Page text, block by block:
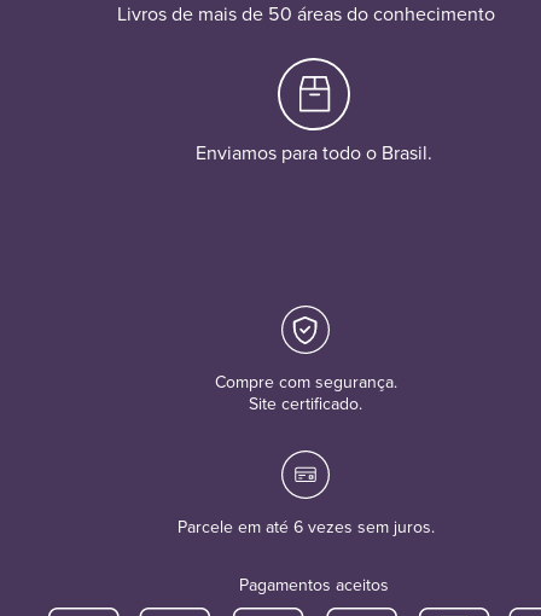
Livros de mais de 50 áreas do conhecimento
Enviamos para todo o Brasil.
Compre com segurança.
Site certificado.
Parcele em até 6 vezes sem juros.
Pagamentos aceitos